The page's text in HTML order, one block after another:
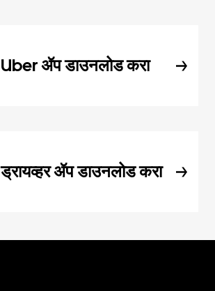
Uber ॲप डाउनलोड करा
ड्रायव्हर ॲप डाउनलोड करा